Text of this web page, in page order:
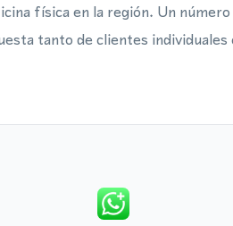
física en la región. Un
tanto de clientes